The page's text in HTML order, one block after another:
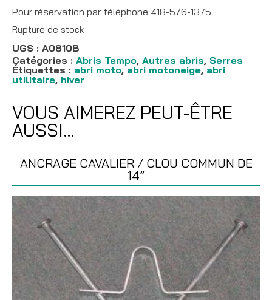
Pour réservation par téléphone 418-576-1375
Rupture de stock
UGS : A0810B
Catégories : Abris Tempo, Autres abris, Serres
Étiquettes : abri moto, abri motoneige, abri
utilitaire, hiver
VOUS AIMEREZ PEUT-ÊTRE
AUSSI…
ANCRAGE CAVALIER / CLOU COMMUN DE
14”